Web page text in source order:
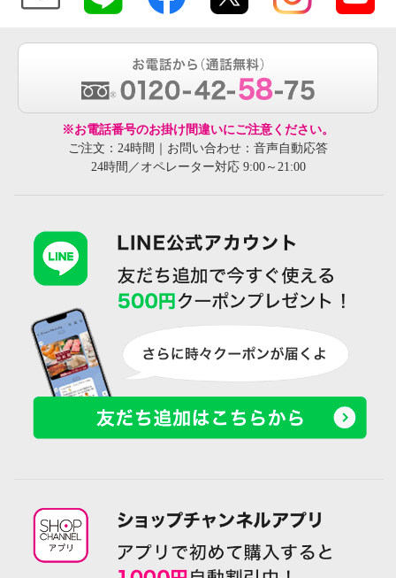
※お電話番号のお掛け間違いにご注意ください。
ご注文：24時間｜お問い合わせ：音声自動応答
24時間／オペレーター対応 9:00～21:00